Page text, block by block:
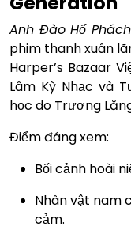
Anh Đào Hổ Phách
phim thanh xuân
Harper’s Bazaar
Lâm Kỳ Nhạc và
học do Trương
Điểm đáng xem:
Bối cảnh hoài
Nhân vật nam
cảm.